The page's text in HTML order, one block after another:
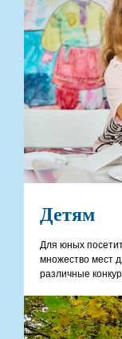
Детям
Для юных
множество мест
различные